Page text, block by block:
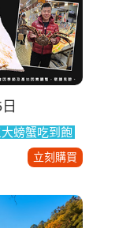
螃蟹吃到飽
立刻購買